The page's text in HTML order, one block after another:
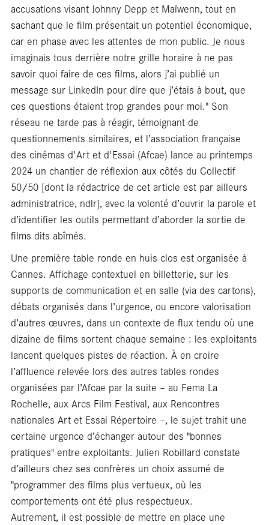
accusations visant Johnny Depp et Maïwenn, tout en
sachant que le film présentait un potentiel économique,
car en phase avec les attentes de mon public. Je nous
imaginais tous derrière notre grille horaire à ne pas
savoir quoi faire de ces films, alors j’ai publié un
message sur LinkedIn pour dire que j’étais à bout, que
ces questions étaient trop grandes pour moi." Son
réseau ne tarde pas à réagir, témoignant de
questionnements similaires, et l’association française
des cinémas d'Art et d'Essai (Afcae) lance au printemps
2024 un chantier de réflexion aux côtés du Collectif
50/50 [dont la rédactrice de cet article est par ailleurs
administratrice, ndlr], avec la volonté d’ouvrir la parole et
d’identifier les outils permettant d’aborder la sortie de
films dits abîmés.
Une première table ronde en huis clos est organisée à
Cannes. Affichage contextuel en billetterie, sur les
supports de communication et en salle (via des cartons),
débats organisés dans l’urgence, ou encore valorisation
d’autres œuvres, dans un contexte de flux tendu où une
dizaine de films sortent chaque semaine : les exploitants
lancent quelques pistes de réaction. À en croire
l’affluence relevée lors des autres tables rondes
organisées par l’Afcae par la suite – au Fema La
Rochelle, aux Arcs Film Festival, aux Rencontres
nationales Art et Essai Répertoire –, le sujet trahit une
certaine urgence d’échanger autour des "bonnes
pratiques" entre exploitants. Julien Robillard constate
d’ailleurs chez ses confrères un choix assumé de
"programmer des films plus vertueux, où les
comportements ont été plus respectueux.
Autrement, il est possible de mettre en place une